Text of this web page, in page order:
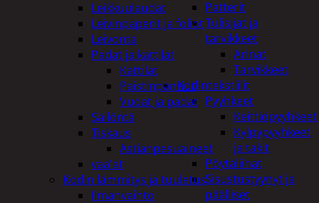
Patterit
Tulisijat ja
tarvikkeet
Arinat
Tarvikkeet
Kodintekstiilit
Pyyhkeet
Keittiöpyyhkeet
Kylpypyyhkeet
ja takit
Pöytäliinat
Sisustustyynyt ja
päälliset
Leikkuulaudat
Leivinpaperit ja foliot
Leivonta
Padat ja kattilat
Kattilat
Paistinpannut
Vuoat ja padat
Säilöntä
Tiskaus
Astianpesuaineet
vaa'at
Kodin lämmitys ja tuuletus
Ilmanvaihto